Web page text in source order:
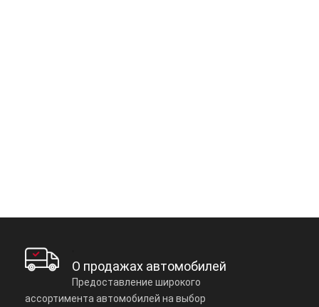
О продажах автомобилей
Предоставление широкого
ассортимента автомобилей на выбор